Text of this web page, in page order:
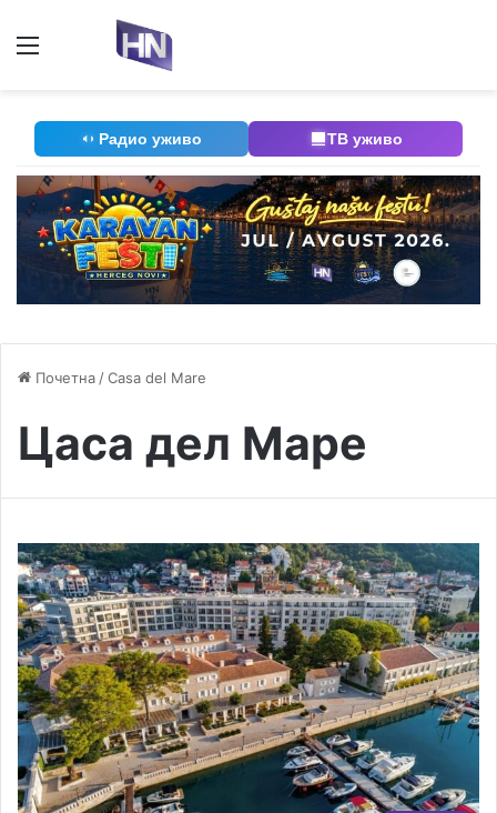
Радио уживо ТВ уживо
Почетна /Casa del Mare
Цаса дел Маре